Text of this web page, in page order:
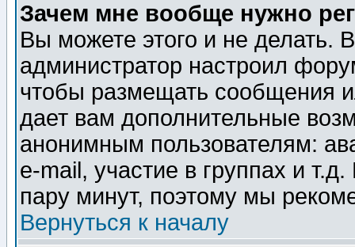
Зачем мне вообще нужно
Вы можете этого и не делать.
администратор настроил
чтобы размещать сообщения
дает вам дополнительные
анонимным пользователям:
e-mail, участие в группах и
пару минут, поэтому мы
Вернуться к началу